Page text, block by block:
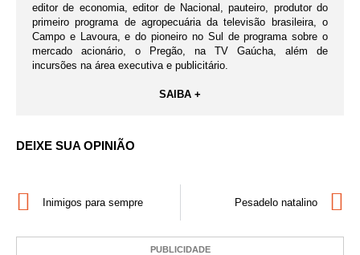
editor de economia, editor de Nacional, pauteiro, produtor do
primeiro programa de agropecuária da televisão brasileira, o
Campo e Lavoura, e do pioneiro no Sul de programa sobre o
mercado acionário, o Pregão, na TV Gaúcha, além de
incursões na área executiva e publicitário.
SAIBA +
DEIXE SUA OPINIÃO
Inimigos para sempre Pesadelo natalino
PUBLICIDADE